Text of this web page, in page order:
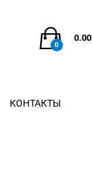
0
0.00
КОНТАКТЫ